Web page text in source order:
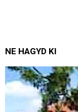
NE HAGYD KI